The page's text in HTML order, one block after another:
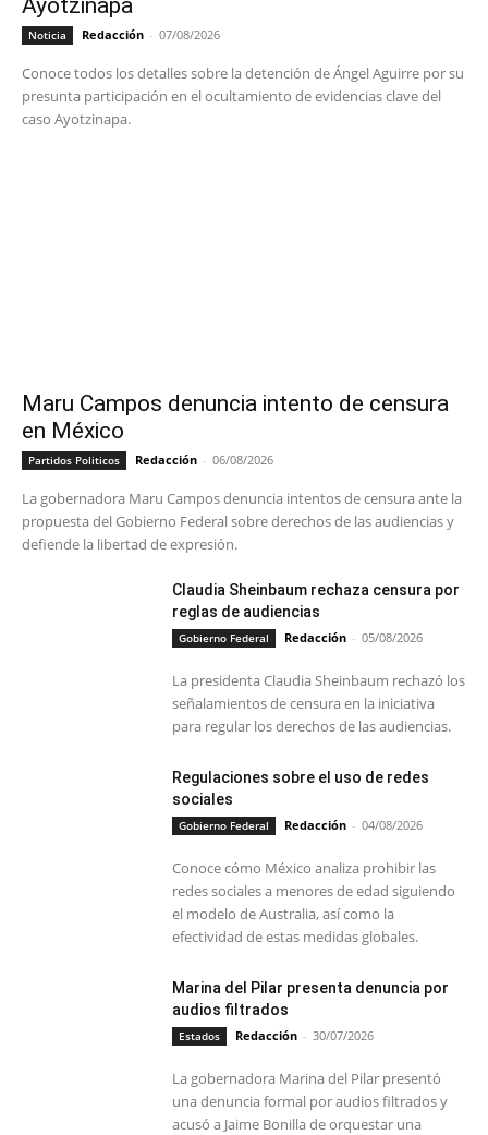
Noticia Redacción - 07/08/2026
Conoce todos los detalles sobre la detención de Ángel Aguirre por su
presunta participación en el ocultamiento de evidencias clave del
caso Ayotzinapa.
Maru Campos denuncia intento de censura
en México
Partidos Politicos Redacción - 06/08/2026
La gobernadora Maru Campos denuncia intentos de censura ante la
propuesta del Gobierno Federal sobre derechos de las audiencias y
defiende la libertad de expresión.
Claudia Sheinbaum rechaza censura por
reglas de audiencias
Gobierno Federal Redacción - 05/08/2026
La presidenta Claudia Sheinbaum rechazó los
señalamientos de censura en la iniciativa
para regular los derechos de las audiencias.
Regulaciones sobre el uso de redes
sociales
Gobierno Federal Redacción - 04/08/2026
Conoce cómo México analiza prohibir las
redes sociales a menores de edad siguiendo
el modelo de Australia, así como la
efectividad de estas medidas globales.
Marina del Pilar presenta denuncia por
audios filtrados
Estados Redacción - 30/07/2026
La gobernadora Marina del Pilar presentó
una denuncia formal por audios filtrados y
acusó a Jaime Bonilla de orquestar una